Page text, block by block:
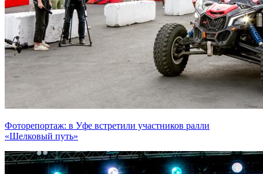
Фоторепортаж: в Уфе встретили участников ралли
«Шелковый путь»